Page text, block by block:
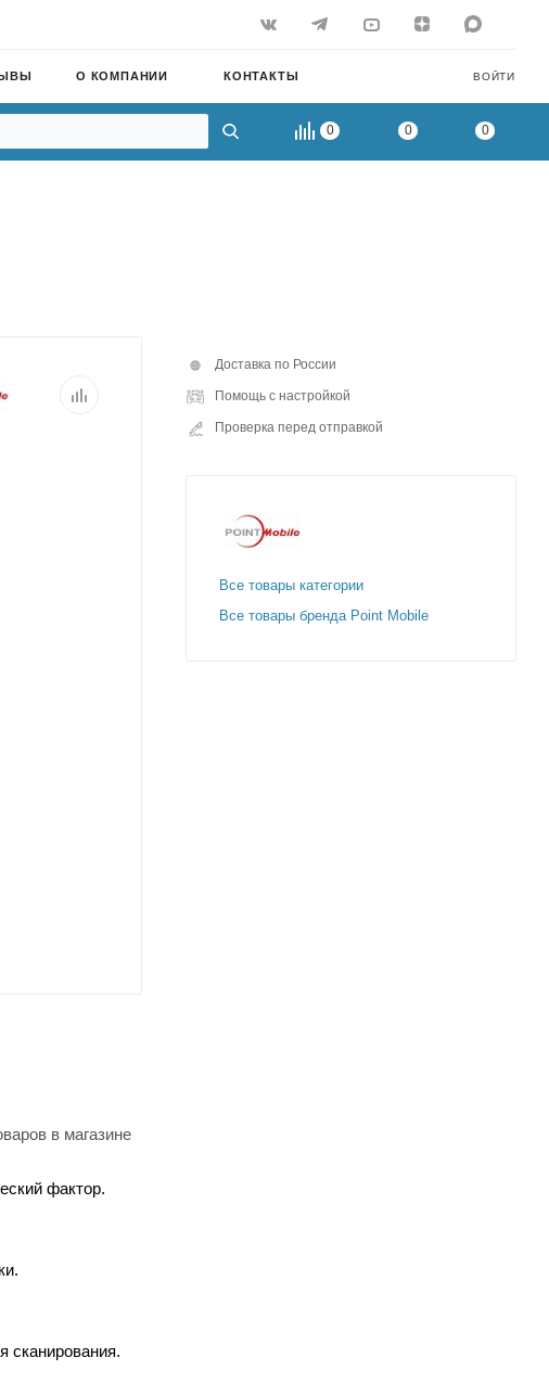
ВОЙТИ
О КОМПАНИИ КОНТАКТЫ
0 0 0
в магазине
фактор.
сканирования.
Доставка по России
Помощь с настройкой
Проверка перед отправкой
Все товары категории
Все товары бренда Point Mobile